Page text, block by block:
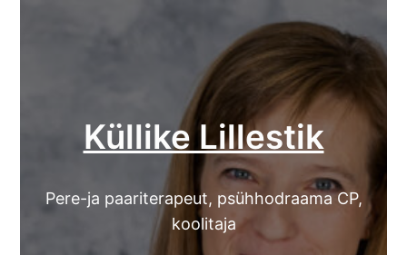
Küllike Lillestik
Pere-ja paariterapeut, psühhodraama CP,
koolitaja